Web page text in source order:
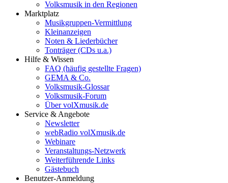
Volksmusik in den Regionen
Marktplatz
Musikgruppen-Vermittlung
Kleinanzeigen
Noten & Liederbücher
Tonträger (CDs u.a.)
Hilfe & Wissen
FAQ (häufig gestellte Fragen)
GEMA & Co.
Volksmusik-Glossar
Volksmusik-Forum
Über volXmusik.de
Service & Angebote
Newsletter
webRadio volXmusik.de
Webinare
Veranstaltungs-Netzwerk
Weiterführende Links
Gästebuch
Benutzer-Anmeldung